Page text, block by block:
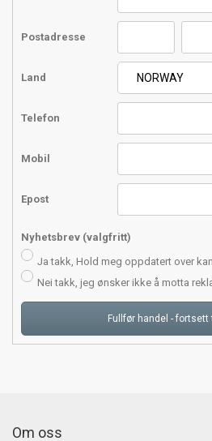
Postadresse
Land
Telefon
Mobil
Epost
Nyhetsbrev (valgfritt)
Ja takk, Hold meg oppdatert over
Nei takk, jeg ønsker ikke å motta
Om oss